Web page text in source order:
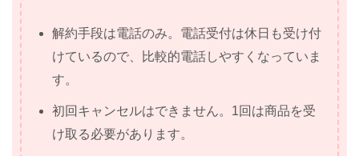
解約手段は電話のみ。電話受付は休日も受け付
けているので、比較的電話しやすくなっていま
す。
初回キャンセルはできません。1回は商品を受
け取る必要があります。